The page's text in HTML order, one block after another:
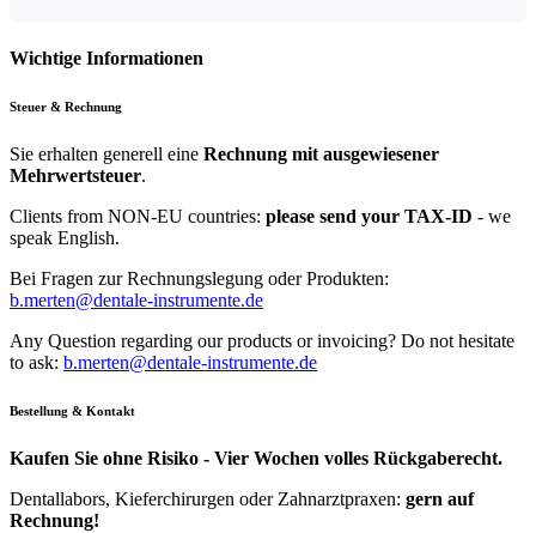
Wichtige Informationen
Steuer & Rechnung
Sie erhalten generell eine Rechnung mit ausgewiesener
Mehrwertsteuer.
Clients from NON-EU countries: please send your TAX-ID - we
speak English.
Bei Fragen zur Rechnungslegung oder Produkten:
b.merten@dentale-instrumente.de
Any Question regarding our products or invoicing? Do not hesitate
to ask: b.merten@dentale-instrumente.de
Bestellung & Kontakt
Kaufen Sie ohne Risiko - Vier Wochen volles Rückgaberecht.
Dentallabors, Kieferchirurgen oder Zahnarztpraxen: gern auf
Rechnung!